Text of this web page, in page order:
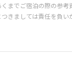
までご宿泊の際の参考
きましては責任を負い